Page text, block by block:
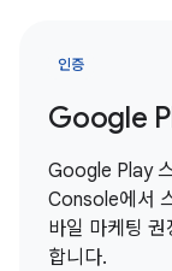
인증
Google
Google Play
Console에서
바일 마케팅
합니다.